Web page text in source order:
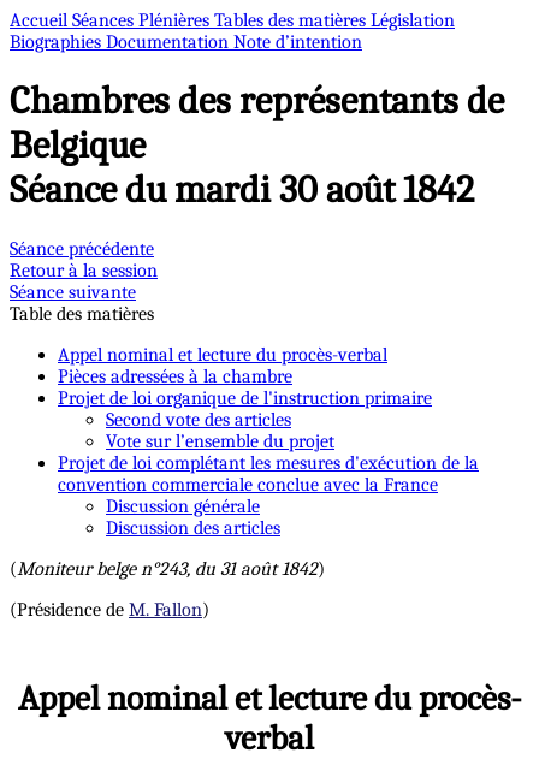
Accueil Séances Plénières Tables des matières Législation
Biographies Documentation Note d’intention
Chambres des représentants de
Belgique
Séance du mardi 30 août 1842
Séance précédente
Retour à la session
Séance suivante
Table des matières
Appel nominal et lecture du procès-verbal
Pièces adressées à la chambre
Projet de loi organique de l'instruction primaire
Second vote des articles
Vote sur l’ensemble du projet
Projet de loi complétant les mesures d'exécution de la
convention commerciale conclue avec la France
Discussion générale
Discussion des articles
(Moniteur belge n°243, du 31 août 1842)
(Présidence de M. Fallon)
Appel nominal et lecture du procès-
verbal